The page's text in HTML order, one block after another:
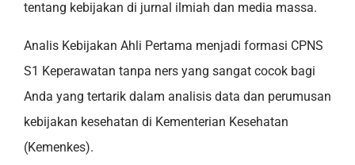
tentang kebijakan di jurnal ilmiah dan media massa.
Analis Kebijakan Ahli Pertama menjadi formasi CPNS
S1 Keperawatan tanpa ners yang sangat cocok bagi
Anda yang tertarik dalam analisis data dan perumusan
kebijakan kesehatan di Kementerian Kesehatan
(Kemenkes).